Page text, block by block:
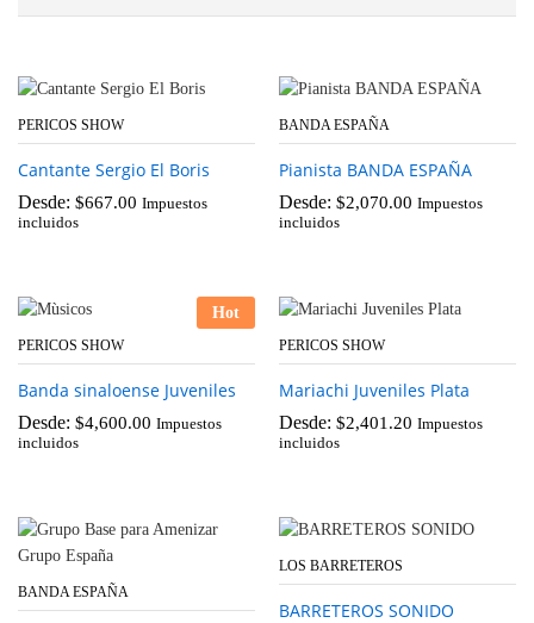
PERICOS SHOW
Cantante Sergio El Boris
Desde: $667.00 Impuestos
incluidos
BANDA ESPAÑA
Pianista BANDA ESPAÑA
Desde: $2,070.00 Impuestos
incluidos
Hot
PERICOS SHOW
Banda sinaloense Juveniles
Desde: $4,600.00 Impuestos
incluidos
PERICOS SHOW
Mariachi Juveniles Plata
Desde: $2,401.20 Impuestos
incluidos
BANDA ESPAÑA
LOS BARRETEROS
BARRETEROS SONIDO